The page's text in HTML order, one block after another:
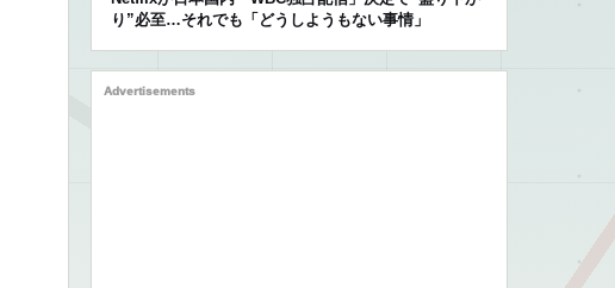
り”必至…それでも「どうしようもない事情」
Advertisements